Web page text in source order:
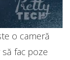
o cameră
fac poze